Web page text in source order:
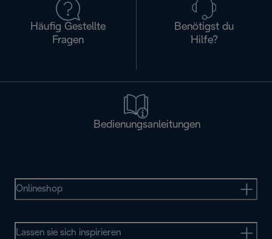
Häufig Gestellte
Fragen
Benötigst du
Hilfe?
Bedienungsanleitungen
Onlineshop
Lassen sie sich inspirieren